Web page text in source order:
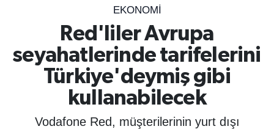
EKONOMİ
Red'liler Avrupa
seyahatlerinde tarifelerini
Türkiye'deymiş gibi
kullanabilecek
Vodafone Red, müşterilerinin yurt dışı
ÇEVRE
YAŞAM
BİLİM - TEKNOLOJİ